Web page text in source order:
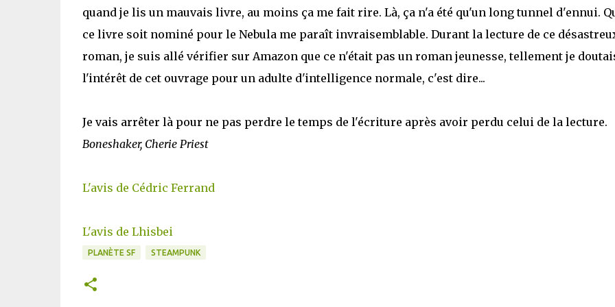
quand je lis un mauvais livre, au moins ça me fait rire. Là, ça n'a été qu'un long tunnel d'ennui.
ce livre soit nominé pour le Nebula me paraît invraisemblable. Durant la lecture de ce
roman, je suis allé vérifier sur Amazon que ce n'était pas un roman jeunesse, tellement je
l'intérêt de cet ouvrage pour un adulte d'intelligence normale, c'est dire...
Je vais arrêter là pour ne pas perdre le temps de l'écriture après avoir perdu celui de la lecture.
Boneshaker, Cherie Priest
L'avis de Cédric Ferrand
L'avis de Lhisbei
PLANÈTE SF STEAMPUNK